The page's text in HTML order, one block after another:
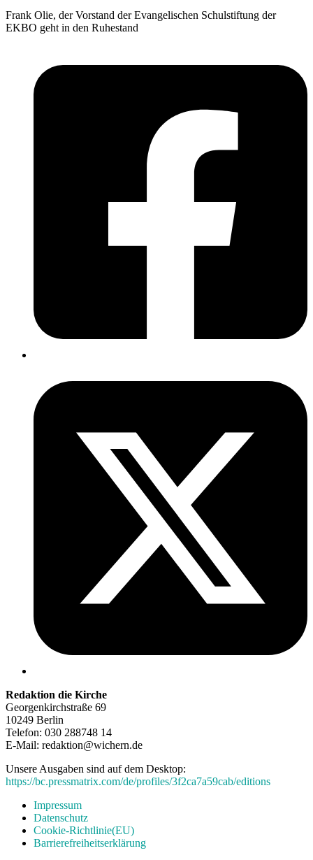
Frank Olie, der Vorstand der Evangelischen Schulstiftung der
EKBO geht in den Ruhestand
Redaktion die Kirche
Georgenkirchstraße 69
10249 Berlin
Telefon: 030 288748 14
E-Mail: redaktion@wichern.de
Unsere Ausgaben sind auf dem Desktop:
https://bc.pressmatrix.com/de/profiles/3f2ca7a59cab/editions
Impressum
Datenschutz
Cookie-Richtlinie(EU)
Barrierefreiheitserklärung